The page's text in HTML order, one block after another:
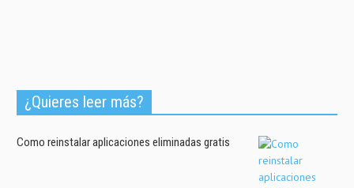
¿Quieres leer más?
Como reinstalar aplicaciones eliminadas gratis